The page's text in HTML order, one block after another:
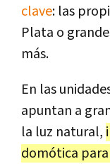
clave: las
Plata o
más.
En las
apuntan a
la luz natural,
domótica